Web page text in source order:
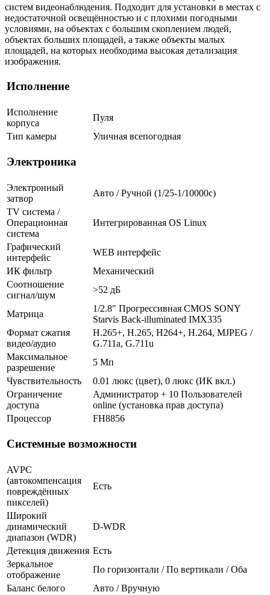
систем видеонаблюдения. Подходит для установки в местах с
недостаточной освещённостью и с плохими погодными
условиями, на объектах с большим скоплением людей,
объектах больших площадей, а также объекты малых
площадей, на которых необходима высокая детализация
изображения.
Исполнение
Исполнение
корпуса
Пуля
Тип камеры
Уличная всепогодная
Электроника
Электронный
затвор
Авто / Ручной (1/25-1/10000c)
TV система /
Операционная
система
Интегрированная OS Linux
Графический
интерфейс
WEB интерфейс
ИК фильтр
Механический
Соотношение
сигнал/шум
>52 дБ
Матрица
1/2.8" Прогрессивная CMOS SONY
Starvis Back-illuminated IMX335
Формат сжатия
видео/аудио
H.265+, H.265, H264+, H.264, MJPEG /
G.711a, G.711u
Максимальное
разрешение
5 Мп
Чувствительность
0.01 люкс (цвет), 0 люкс (ИК вкл.)
Ограничение
доступа
Администратор + 10 Пользователей
online (установка прав доступа)
Процессор
FH8856
Системные возможности
AVPC
(автокомпенсация
повреждённых
пикселей)
Есть
Широкий
динамический
диапазон (WDR)
D-WDR
Детекция движения Есть
Зеркальное
отображение
По горизонтали / По вертикали / Оба
Баланс белого
Авто / Вручную